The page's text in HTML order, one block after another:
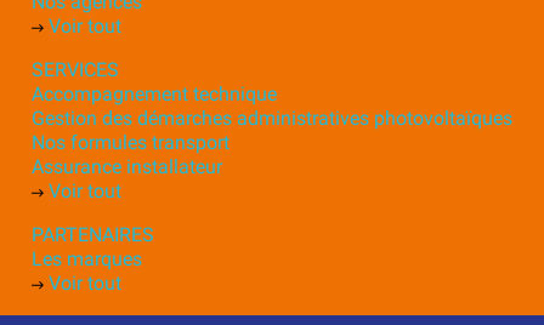
Voir tout
SERVICES
Accompagnement technique
Gestion des démarches administratives photovoltaïques
Nos formules transport
Assurance installateur
Voir tout
PARTENAIRES
Les marques
Voir tout